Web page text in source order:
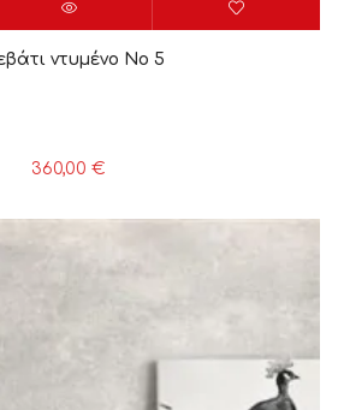
ντυμένο Νο 5
360,00 €